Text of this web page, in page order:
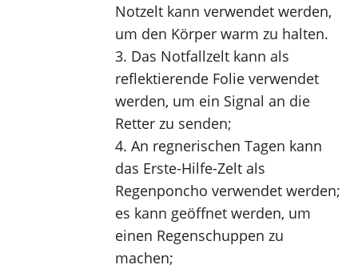
Notzelt kann verwendet werden,
um den Körper warm zu halten.
3. Das Notfallzelt kann als
reflektierende Folie verwendet
werden, um ein Signal an die
Retter zu senden;
4. An regnerischen Tagen kann
das Erste-Hilfe-Zelt als
Regenponcho verwendet werden;
es kann geöffnet werden, um
einen Regenschuppen zu
machen;